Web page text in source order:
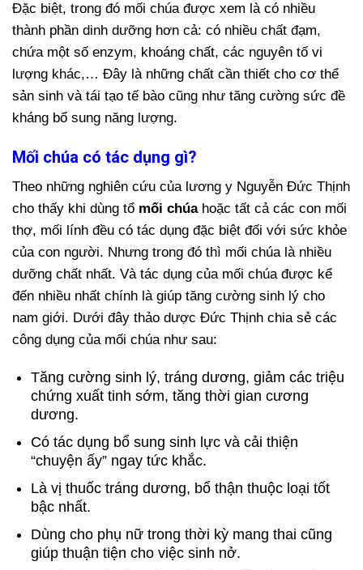
Đặc biệt, trong đó mối chúa được xem là có nhiều
thành phần dinh dưỡng hơn cả: có nhiều chất đạm,
chứa một số enzym, khoáng chất, các nguyên tố vi
lượng khác,… Đây là những chất cần thiết cho cơ thể
sản sinh và tái tạo tế bào cũng như tăng cường sức đề
kháng bổ sung năng lượng.
Mối chúa có tác dụng gì?
Theo những nghiên cứu của lương y Nguyễn Đức Thịnh
cho thấy khi dùng tổ mối chúahoặc tất cả các con mối
thợ, mối lính đều có tác dụng đặc biệt đối với sức khỏe
của con người. Nhưng trong đó thì mối chúa là nhiều
dưỡng chất nhất. Và tác dụng của mối chúa được kể
đến nhiều nhất chính là giúp tăng cường sinh lý cho
nam giới. Dưới đây thảo dược Đức Thịnh chia sẻ các
công dụng của mối chúa như sau:
Tăng cường sinh lý, tráng dương, giảm các triệu
chứng xuất tinh sớm, tăng thời gian cương
dương.
Có tác dụng bổ sung sinh lực và cải thiện
“chuyện ấy” ngay tức khắc.
Là vị thuốc tráng dương, bổ thận thuộc loại tốt
bậc nhất.
Dùng cho phụ nữ trong thời kỳ mang thai cũng
giúp thuận tiện cho việc sinh nở.